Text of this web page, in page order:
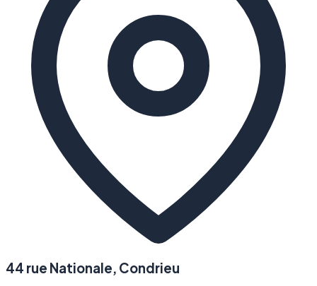
44 rue Nationale, Condrieu